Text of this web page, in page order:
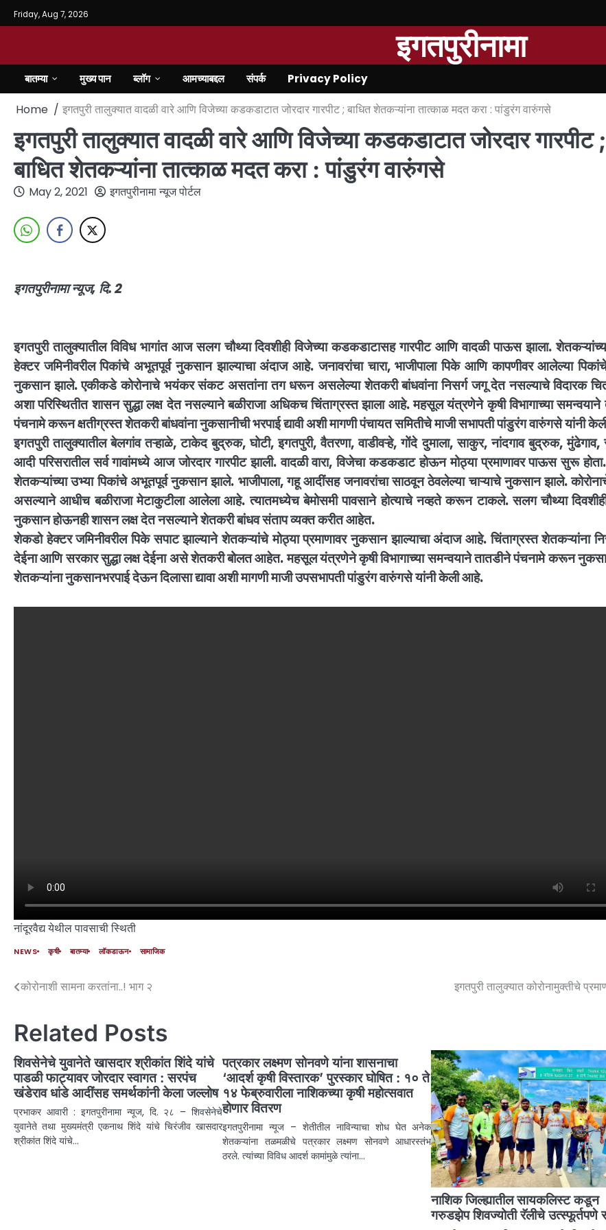
Friday, Aug 7, 2026
इगतपुरीनामा
बातम्या मुख्य पान ब्लॉग आमच्याबद्दल संपर्क Privacy Policy
Home इगतपुरी तालुक्यात वादळी वारे आणि विजेच्या कडकडाटात जोरदार गारपीट ; बाधित शेतकऱ्यांना तात्काळ मदत करा : पांडुरंग वारुंगसे
इगतपुरी तालुक्यात वादळी वारे आणि विजेच्या कडकडाटात जोरदार गारपीट ;
बाधित शेतकऱ्यांना तात्काळ मदत करा : पांडुरंग वारुंगसे
May 2, 2021 इगतपुरीनामा न्यूज पोर्टल
इगतपुरीनामा न्यूज, दि. 2
इगतपुरी तालुक्यातील विविध भागांत आज सलग चौथ्या दिवशीही विजेच्या कडकडाटासह गारपीट आणि वादळी पाऊस झाला.
हेक्टर जमिनीवरील पिकांचे अभूतपूर्व नुकसान झाल्याचा अंदाज आहे. जनावरांचा चारा, भाजीपाला पिके आणि कापणीवर आलेल्या
नुकसान झाले. एकीकडे कोरोनाचे भयंकर संकट असतांना तग धरून असलेल्या शेतकरी बांधवांना निसर्ग जगू देत नसल्याचे विदारक
अशा परिस्थितीत शासन सुद्धा लक्ष देत नसल्याने बळीराजा अधिकच चिंताग्रस्त झाला आहे. महसूल यंत्रणेने कृषी विभागाच्या समन्वयाने
पंचनामे करून क्षतीग्रस्त शेतकरी बांधवांना नुकसानीची भरपाई द्यावी अशी मागणी पंचायत समितीचे माजी सभापती पांडुरंग वारुंगसे यांनी
इगतपुरी तालुक्यातील बेलगांव तऱ्हाळे, टाकेद बुद्रुक, घोटी, इगतपुरी, वैतरणा, वाडीवऱ्हे, गोंदे दुमाला, साकुर, नांदगाव बुद्रुक, मुंढेगाव,
आदी परिसरातील सर्व गावांमध्ये आज जोरदार गारपीट झाली. वादळी वारा, विजेचा कडकडाट होऊन मोठ्या प्रमाणावर पाऊस सुरू
शेतकऱ्यांच्या उभ्या पिकांचे अभूतपूर्व नुकसान झाले. भाजीपाला, गहू आदींसह जनावरांचा साठवून ठेवलेल्या चाऱ्याचे नुकसान झाले.
असल्याने आधीच बळीराजा मेटाकुटीला आलेला आहे. त्यातमध्येच बेमोसमी पावसाने होत्याचे नव्हते करून टाकले. सलग चौथ्या
नुकसान होऊनही शासन लक्ष देत नसल्याने शेतकरी बांधव संताप व्यक्त करीत आहेत.
शेकडो हेक्टर जमिनीवरील पिके सपाट झाल्याने शेतकऱ्यांचे मोठ्या प्रमाणावर नुकसान झाल्याचा अंदाज आहे. चिंताग्रस्त शेतकऱ्यांना
देईना आणि सरकार सुद्धा लक्ष देईना असे शेतकरी बोलत आहेत. महसूल यंत्रणेने कृषी विभागाच्या समन्वयाने तातडीने पंचनामे करून
शेतकऱ्यांना नुकसानभरपाई देऊन दिलासा द्यावा अशी मागणी माजी उपसभापती पांडुरंग वारुंगसे यांनी केली आहे.
नांदूरवैद्य येथील पावसाची स्थिती
NEWS कृषी बातम्या लॉकडाऊन सामाजिक
कोरोनाशी सामना करतांना..! भाग २ इगतपुरी तालुक्यात कोरोनामुक्तीचे
Related Posts
शिवसेनेचे युवानेते खासदार श्रीकांत शिंदे यांचे
पाडळी फाट्यावर जोरदार स्वागत : सरपंच
खंडेराव धांडे आदींसह समर्थकांनी केला जल्लोष
प्रभाकर आवारी : इगतपुरीनामा न्यूज, दि. २८ – शिवसेनेचे
युवानेते तथा मुख्यमंत्री एकनाथ शिंदे यांचे चिरंजीव खासदार
श्रीकांत शिंदे यांचे…
पत्रकार लक्ष्मण सोनवणे यांना शासनाचा
‘आदर्श कृषी विस्तारक’ पुरस्कार घोषित : १० ते
१४ फेब्रुवारीला नाशिकच्या कृषी महोत्सवात
होणार वितरण
इगतपुरीनामा न्यूज – शेतीतील नाविन्याचा शोध घेत अनेक
शेतकऱ्यांना तळमळीचे पत्रकार लक्ष्मण सोनवणे आधारस्तंभ
ठरले. त्यांच्या विविध आदर्श कामांमुळे त्यांना…
नाशिक जिल्ह्यातील सायकलिस्ट कडून
गरुडझेप शिवज्योती रॅलीचे उत्स्फूर्तपणे